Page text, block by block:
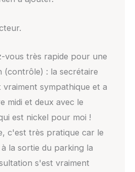
vous très rapide pour une
(contrôle) : la secrétaire
sympathique et a
midi et deux avec le
est nickel pour moi !
c'est très pratique car le
la sortie du parking la
s'est vraiment